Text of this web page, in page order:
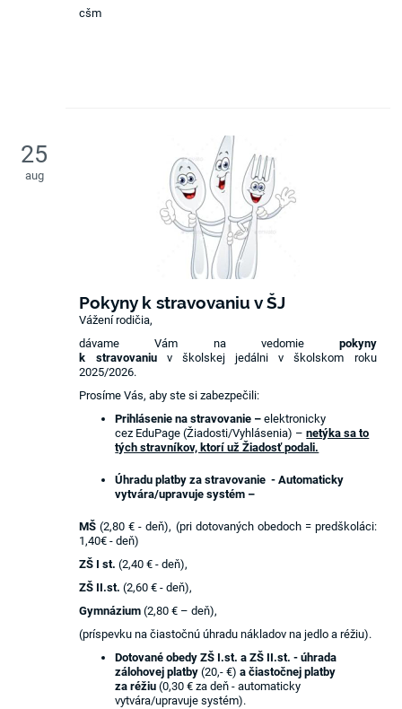
cšm
25
aug
Pokyny k stravovaniu v ŠJ
Vážení rodičia,
dávame Vám na vedomie pokyny
k stravovaniuv školskej jedálni v školskom roku
2025/2026.
Prosíme Vás, aby ste si zabezpečili:
Prihlásenie na stravovanie –elektronicky
cez EduPage (Žiadosti/Vyhlásenia) –netýka sa to
tých stravníkov, ktorí už Žiadosť podali.
Úhradu platby za stravovanie - Automaticky
vytvára/upravuje systém –
MŠ(2,80 € - deň), (pri dotovaných obedoch = predškoláci:
1,40€ - deň)
ZŠ I st.(2,40 € - deň),
ZŠ II.st.(2,60 € - deň),
Gymnázium(2,80 € – deň),
(príspevku na čiastočnú úhradu nákladov na jedlo a réžiu).
Dotované obedy ZŠ I.st. a ZŠ II.st. - úhrada
zálohovej platby(20,- €) a čiastočnej platby
za réžiu(0,30 € za deň - automaticky
vytvára/upravuje systém).